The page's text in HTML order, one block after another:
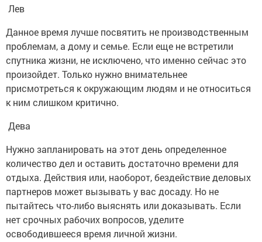
Лев
Данное время лучше посвятить не производственным
проблемам, а дому и семье. Если еще не встретили
спутника жизни, не исключено, что именно сейчас это
произойдет. Только нужно внимательнее
присмотреться к окружающим людям и не относиться
к ним слишком критично.
Дева
Нужно запланировать на этот день определенное
количество дел и оставить достаточно времени для
отдыха. Действия или, наоборот, бездействие деловых
партнеров может вызывать у вас досаду. Но не
пытайтесь что-либо выяснять или доказывать. Если
нет срочных рабочих вопросов, уделите
освободившееся время личной жизни.